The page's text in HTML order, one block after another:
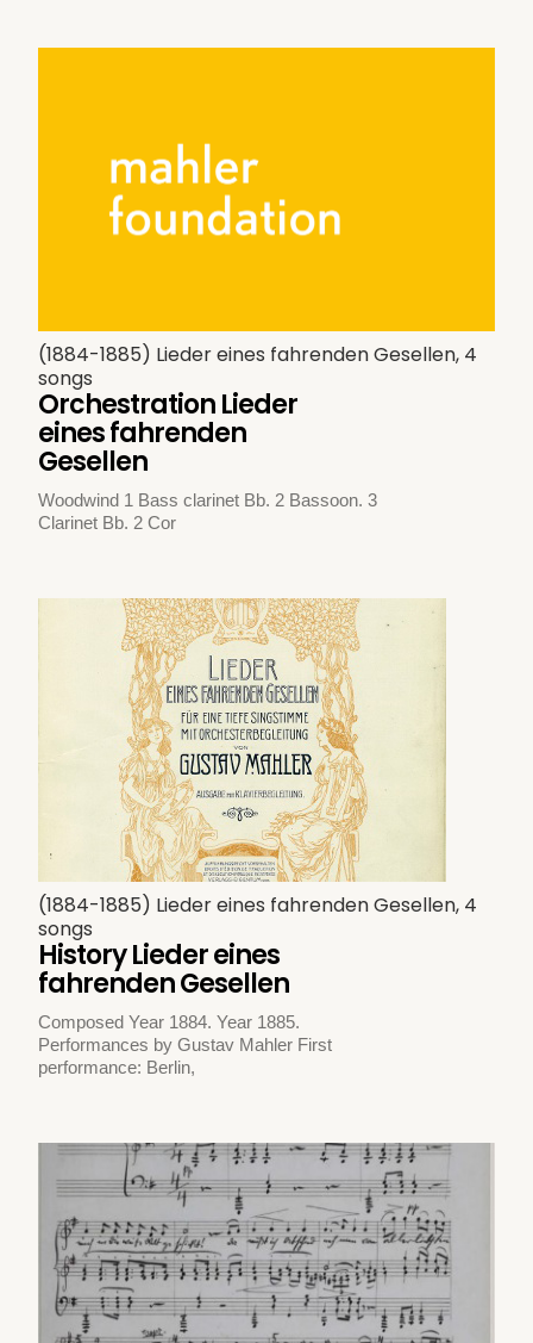
(1884-1885) Lieder eines fahrenden Gesellen, 4
songs
Orchestration Lieder
eines fahrenden
Gesellen
Woodwind 1 Bass clarinet Bb. 2 Bassoon. 3
Clarinet Bb. 2 Cor
(1884-1885) Lieder eines fahrenden Gesellen, 4
songs
History Lieder eines
fahrenden Gesellen
Composed Year 1884. Year 1885.
Performances by Gustav Mahler First
performance: Berlin,